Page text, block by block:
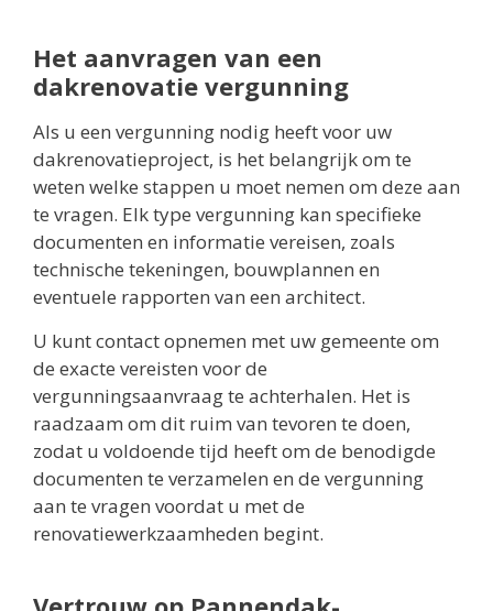
Het aanvragen van een
dakrenovatie vergunning
Als u een vergunning nodig heeft voor uw
dakrenovatieproject, is het belangrijk om te
weten welke stappen u moet nemen om deze aan
te vragen. Elk type vergunning kan specifieke
documenten en informatie vereisen, zoals
technische tekeningen, bouwplannen en
eventuele rapporten van een architect.
U kunt contact opnemen met uw gemeente om
de exacte vereisten voor de
vergunningsaanvraag te achterhalen. Het is
raadzaam om dit ruim van tevoren te doen,
zodat u voldoende tijd heeft om de benodigde
documenten te verzamelen en de vergunning
aan te vragen voordat u met de
renovatiewerkzaamheden begint.